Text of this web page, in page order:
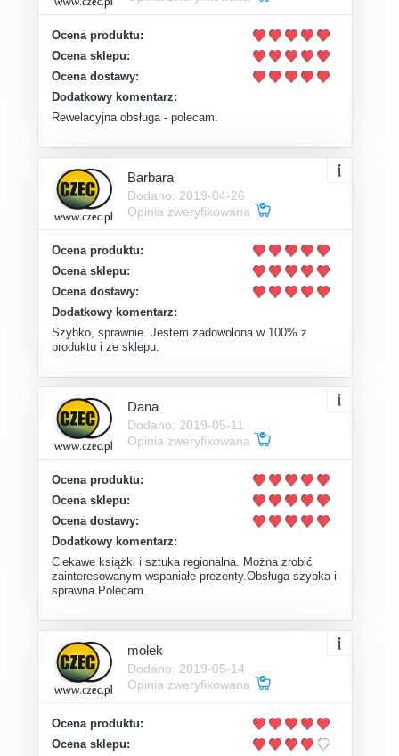
Ocena produktu:
Ocena sklepu:
Ocena dostawy:
Dodatkowy komentarz:
Rewelacyjna obsługa - polecam.
Barbara
Dodano: 2019-04-26
Opinia zweryfikowana
Ocena produktu:
Ocena sklepu:
Ocena dostawy:
Dodatkowy komentarz:
Szybko, sprawnie. Jestem zadowolona w 100% z
produktu i ze sklepu.
Dana
Dodano: 2019-05-11
Opinia zweryfikowana
Ocena produktu:
Ocena sklepu:
Ocena dostawy:
Dodatkowy komentarz:
Ciekawe książki i sztuka regionalna. Można zrobić
zainteresowanym wspaniałe prezenty.Obsługa szybka i
sprawna.Polecam.
molek
Dodano: 2019-05-14
Opinia zweryfikowana
Ocena produktu:
Ocena sklepu: